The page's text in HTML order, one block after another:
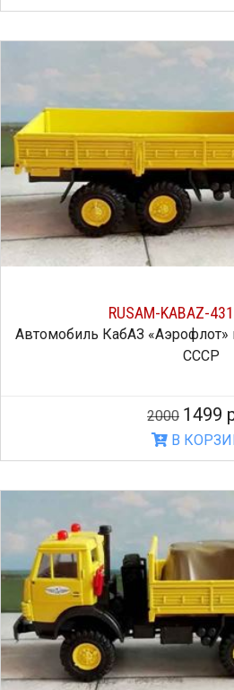
RUSAM-KABAZ-
Автомобиль КабАЗ «Аэрофлот»
СССР
2000 1499
В